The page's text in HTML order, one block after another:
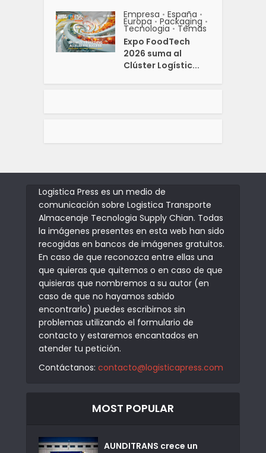
Empresa • España •
Europa • Packaging •
Tecnologia • Temas
Expo FoodTech
2026 suma al
Clúster Logístic...
Logistica Press es un medio de
comunicación sobre Logistica Transporte
Almacenaje Tecnologia Supply Chian. Todas
la imágenes presentes en esta web han sido
recogidas en bancos de imágenes gratuitos.
En caso de que reconozca entre ellas una
que quieras que quitemos o en caso de que
quisieras que nombremos a su autor (en
caso de que no hayamos sabido
encontrarlo) puedes escribirnos sin
problemas utilizando el formulario de
contacto y estaremos encantados en
atender tu petición.
Contáctanos: contacto@logisticapress.com
MOST POPULAR
AUNDITRANS crece un